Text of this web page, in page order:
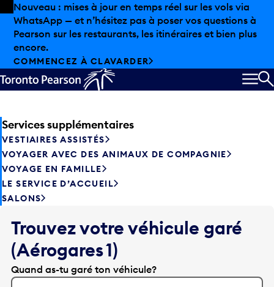
Skip to offers
Passer au contenu principal
Nouveau : mises à jour en temps réel sur les vols via
WhatsApp — et n’hésitez pas à poser vos questions à
Pearson sur les restaurants, les itinéraires et bien plus
encore.
COMMENCEZ À CLAVARDER
Sorry, flight information is
temporarily unavailable.
Please check back later.
Services supplémentaires
VESTIAIRES ASSISTÉS
VOYAGER AVEC DES ANIMAUX DE COMPAGNIE
VOYAGE EN FAMILLE
LE SERVICE D’ACCUEIL
SALONS
Trouvez votre véhicule garé
(Aérogares 1)
Quand as-tu garé ton véhicule?